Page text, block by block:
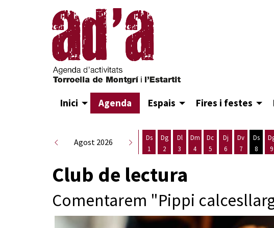
Inici Agenda Espais Fires i festes
Agost 2026
Ds
1
Dg
2
Dl
3
Dm
4
Dc
5
Dj
6
Dv
7
Ds
8
9
Club de lectura
Comentarem "Pippi